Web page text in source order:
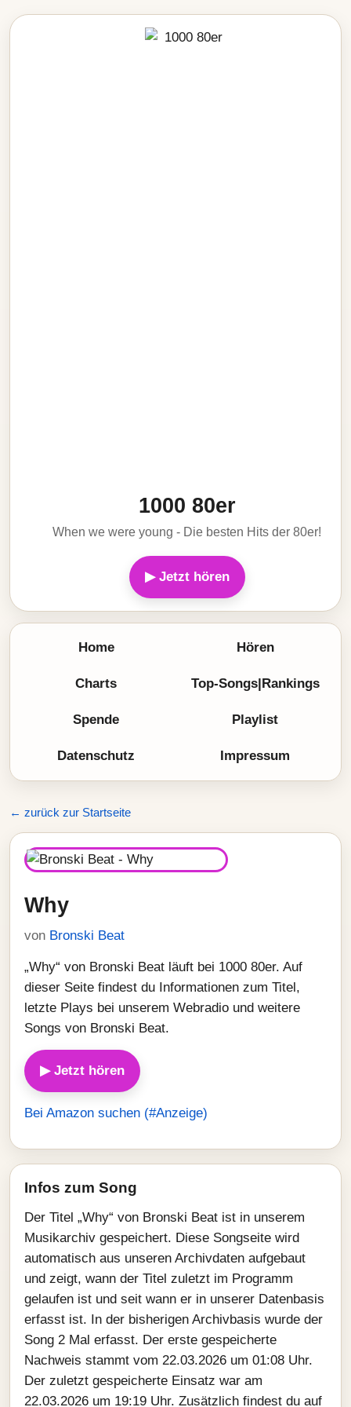
1000 80er
When we were young - Die besten Hits der 80er!
▶ Jetzt hören
Home Hören
Charts Top-Songs|Rankings
Spende Playlist
Datenschutz Impressum
← zurück zur Startseite
Why
von Bronski Beat
„Why“ von Bronski Beat läuft bei 1000 80er. Auf
dieser Seite findest du Informationen zum Titel,
letzte Plays bei unserem Webradio und weitere
Songs von Bronski Beat.
▶ Jetzt hören
Bei Amazon suchen (#Anzeige)
Infos zum Song
Der Titel „Why“ von Bronski Beat ist in unserem
Musikarchiv gespeichert. Diese Songseite wird
automatisch aus unseren Archivdaten aufgebaut
und zeigt, wann der Titel zuletzt im Programm
gelaufen ist und seit wann er in unserer Datenbasis
erfasst ist. In der bisherigen Archivbasis wurde der
Song 2 Mal erfasst. Der erste gespeicherte
Nachweis stammt vom 22.03.2026 um 01:08 Uhr.
Der zuletzt gespeicherte Einsatz war am
22.03.2026 um 19:19 Uhr. Zusätzlich findest du auf